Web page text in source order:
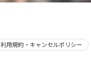
利用規約・キャンセルポリシー